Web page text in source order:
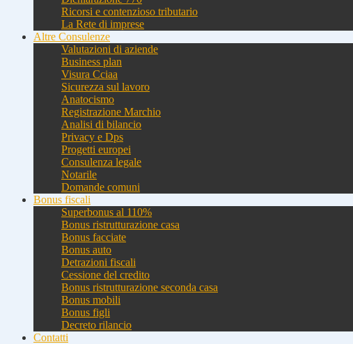
Ricorsi e contenzioso tributario
La Rete di imprese
Altre Consulenze
Valutazioni di aziende
Business plan
Visura Cciaa
Sicurezza sul lavoro
Anatocismo
Registrazione Marchio
Analisi di bilancio
Privacy e Dps
Progetti europei
Consulenza legale
Notarile
Domande comuni
Bonus fiscali
Superbonus al 110%
Bonus ristrutturazione casa
Bonus facciate
Bonus auto
Detrazioni fiscali
Cessione del credito
Bonus ristrutturazione seconda casa
Bonus mobili
Bonus figli
Decreto rilancio
Contatti